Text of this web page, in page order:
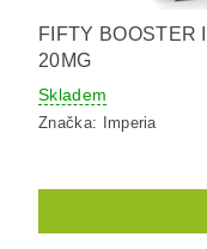
FIFTY BOOSTER
20MG
Skladem
Značka: Imperia